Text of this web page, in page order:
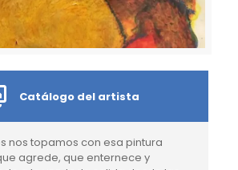
Catálogo del artista
nos topamos con esa pintura
agrede, que enternece y